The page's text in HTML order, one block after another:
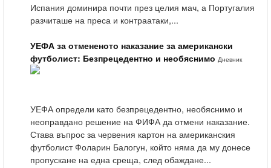
Испания доминира почти през целия мач, а Португалия
разчиташе на преса и контраатаки,...
УЕФА за отмененото наказание за американски
футболист: Безпрецедентно и необяснимо Дневник
УЕФА определи като безпрецедентно, необяснимо и
неоправдано решение на ФИФА да отмени наказание.
Става въпрос за червения картон на американския
футболист Фоларин Балогун, който няма да му донесе
пропускане на една среща, след обаждане...